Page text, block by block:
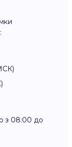
з 08:00 до